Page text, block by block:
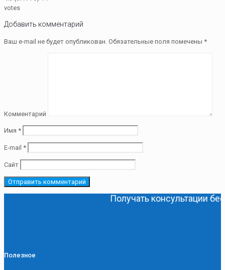
votes
Добавить комментарий
Ваш e-mail не будет опубликован. Обязательные поля помечены *
Комментарий
Имя *
E-mail *
Сайт
Получать консультации
Полезное